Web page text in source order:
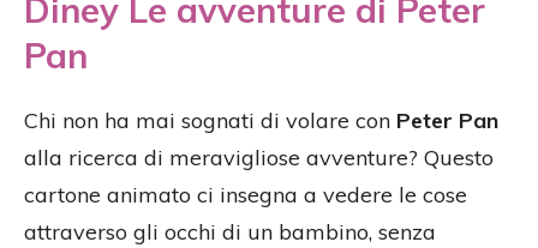
Diney Le avventure di Peter
Pan
Chi non ha mai sognati di volare con Peter Pan
alla ricerca di meravigliose avventure? Questo
cartone animato ci insegna a vedere le cose
attraverso gli occhi di un bambino, senza